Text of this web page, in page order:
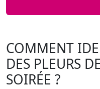
COMMENT
DES PLEURS
SOIRÉE ?